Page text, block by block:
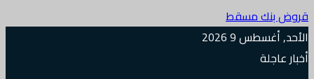
قروض بنك مسقط
الأحد, أغسطس 9 2026
أخبار عاجلة